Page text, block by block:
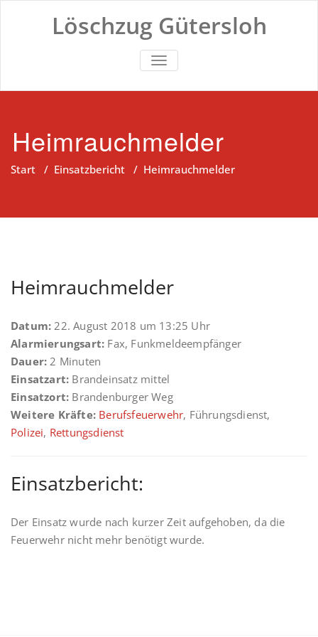
Löschzug Gütersloh
TOGGLE NAVIGATION
Heimrauchmelder
Start / Einsatzbericht / Heimrauchmelder
Heimrauchmelder
Datum: 22. August 2018 um 13:25 Uhr
Alarmierungsart: Fax, Funkmeldeempfänger
Dauer: 2 Minuten
Einsatzart: Brandeinsatz mittel
Einsatzort: Brandenburger Weg
Weitere Kräfte: Berufsfeuerwehr, Führungsdienst,
Polizei, Rettungsdienst
Einsatzbericht:
Der Einsatz wurde nach kurzer Zeit aufgehoben, da die
Feuerwehr nicht mehr benötigt wurde.